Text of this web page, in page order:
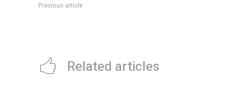
Previous article
Related articles